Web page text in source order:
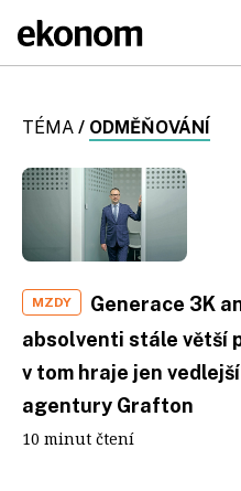
TÉMA / ODMĚŇOVÁNÍ
MZDY
Generace 3K
absolventi stále větší
v tom hraje jen
agentury Grafton
10 minut čtení